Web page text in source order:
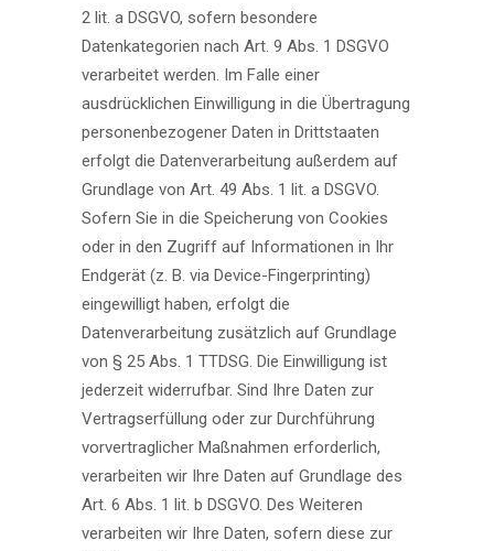
2 lit. a DSGVO, sofern besondere
Datenkategorien nach Art. 9 Abs. 1 DSGVO
verarbeitet werden. Im Falle einer
ausdrücklichen Einwilligung in die Übertragung
personenbezogener Daten in Drittstaaten
erfolgt die Datenverarbeitung außerdem auf
Grundlage von Art. 49 Abs. 1 lit. a DSGVO.
Sofern Sie in die Speicherung von Cookies
oder in den Zugriff auf Informationen in Ihr
Endgerät (z. B. via Device-Fingerprinting)
eingewilligt haben, erfolgt die
Datenverarbeitung zusätzlich auf Grundlage
von § 25 Abs. 1 TTDSG. Die Einwilligung ist
jederzeit widerrufbar. Sind Ihre Daten zur
Vertragserfüllung oder zur Durchführung
vorvertraglicher Maßnahmen erforderlich,
verarbeiten wir Ihre Daten auf Grundlage des
Art. 6 Abs. 1 lit. b DSGVO. Des Weiteren
verarbeiten wir Ihre Daten, sofern diese zur